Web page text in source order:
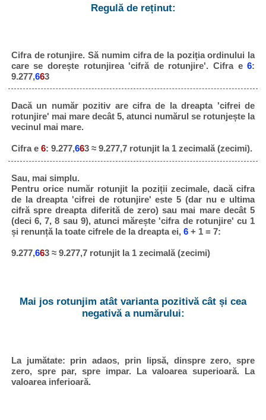
Regulă de reținut:
Cifra de rotunjire. Să numim cifra de la poziția ordinului la
care se dorește rotunjirea 'cifră de rotunjire'. Cifra e6:
9.277,663
Dacă un număr pozitiv are cifra de la dreapta 'cifrei de
rotunjire' mai mare decât 5, atunci numărul se rotunjește la
vecinul mai mare.
Cifra e 6: 9.277,663 ≈ 9.277,7 rotunjit la 1 zecimală (zecimi).
Sau, mai simplu.
Pentru orice număr rotunjit la poziții zecimale, dacă cifra
de la dreapta 'cifrei de rotunjire' este 5 (dar nu e ultima
cifră spre dreapta diferită de zero) sau mai mare decât 5
(deci 6, 7, 8 sau 9), atunci mărește 'cifra de rotunjire' cu 1
și renunță la toate cifrele de la dreapta ei, 6+ 1 = 7:
9.277,663 ≈ 9.277,7 rotunjit la 1 zecimală (zecimi)
Mai jos rotunjim atât varianta pozitivă cât și cea
negativă a numărului:
La jumătate: prin adaos, prin lipsă, dinspre zero, spre
zero, spre par, spre impar. La valoarea superioară. La
valoarea inferioară.